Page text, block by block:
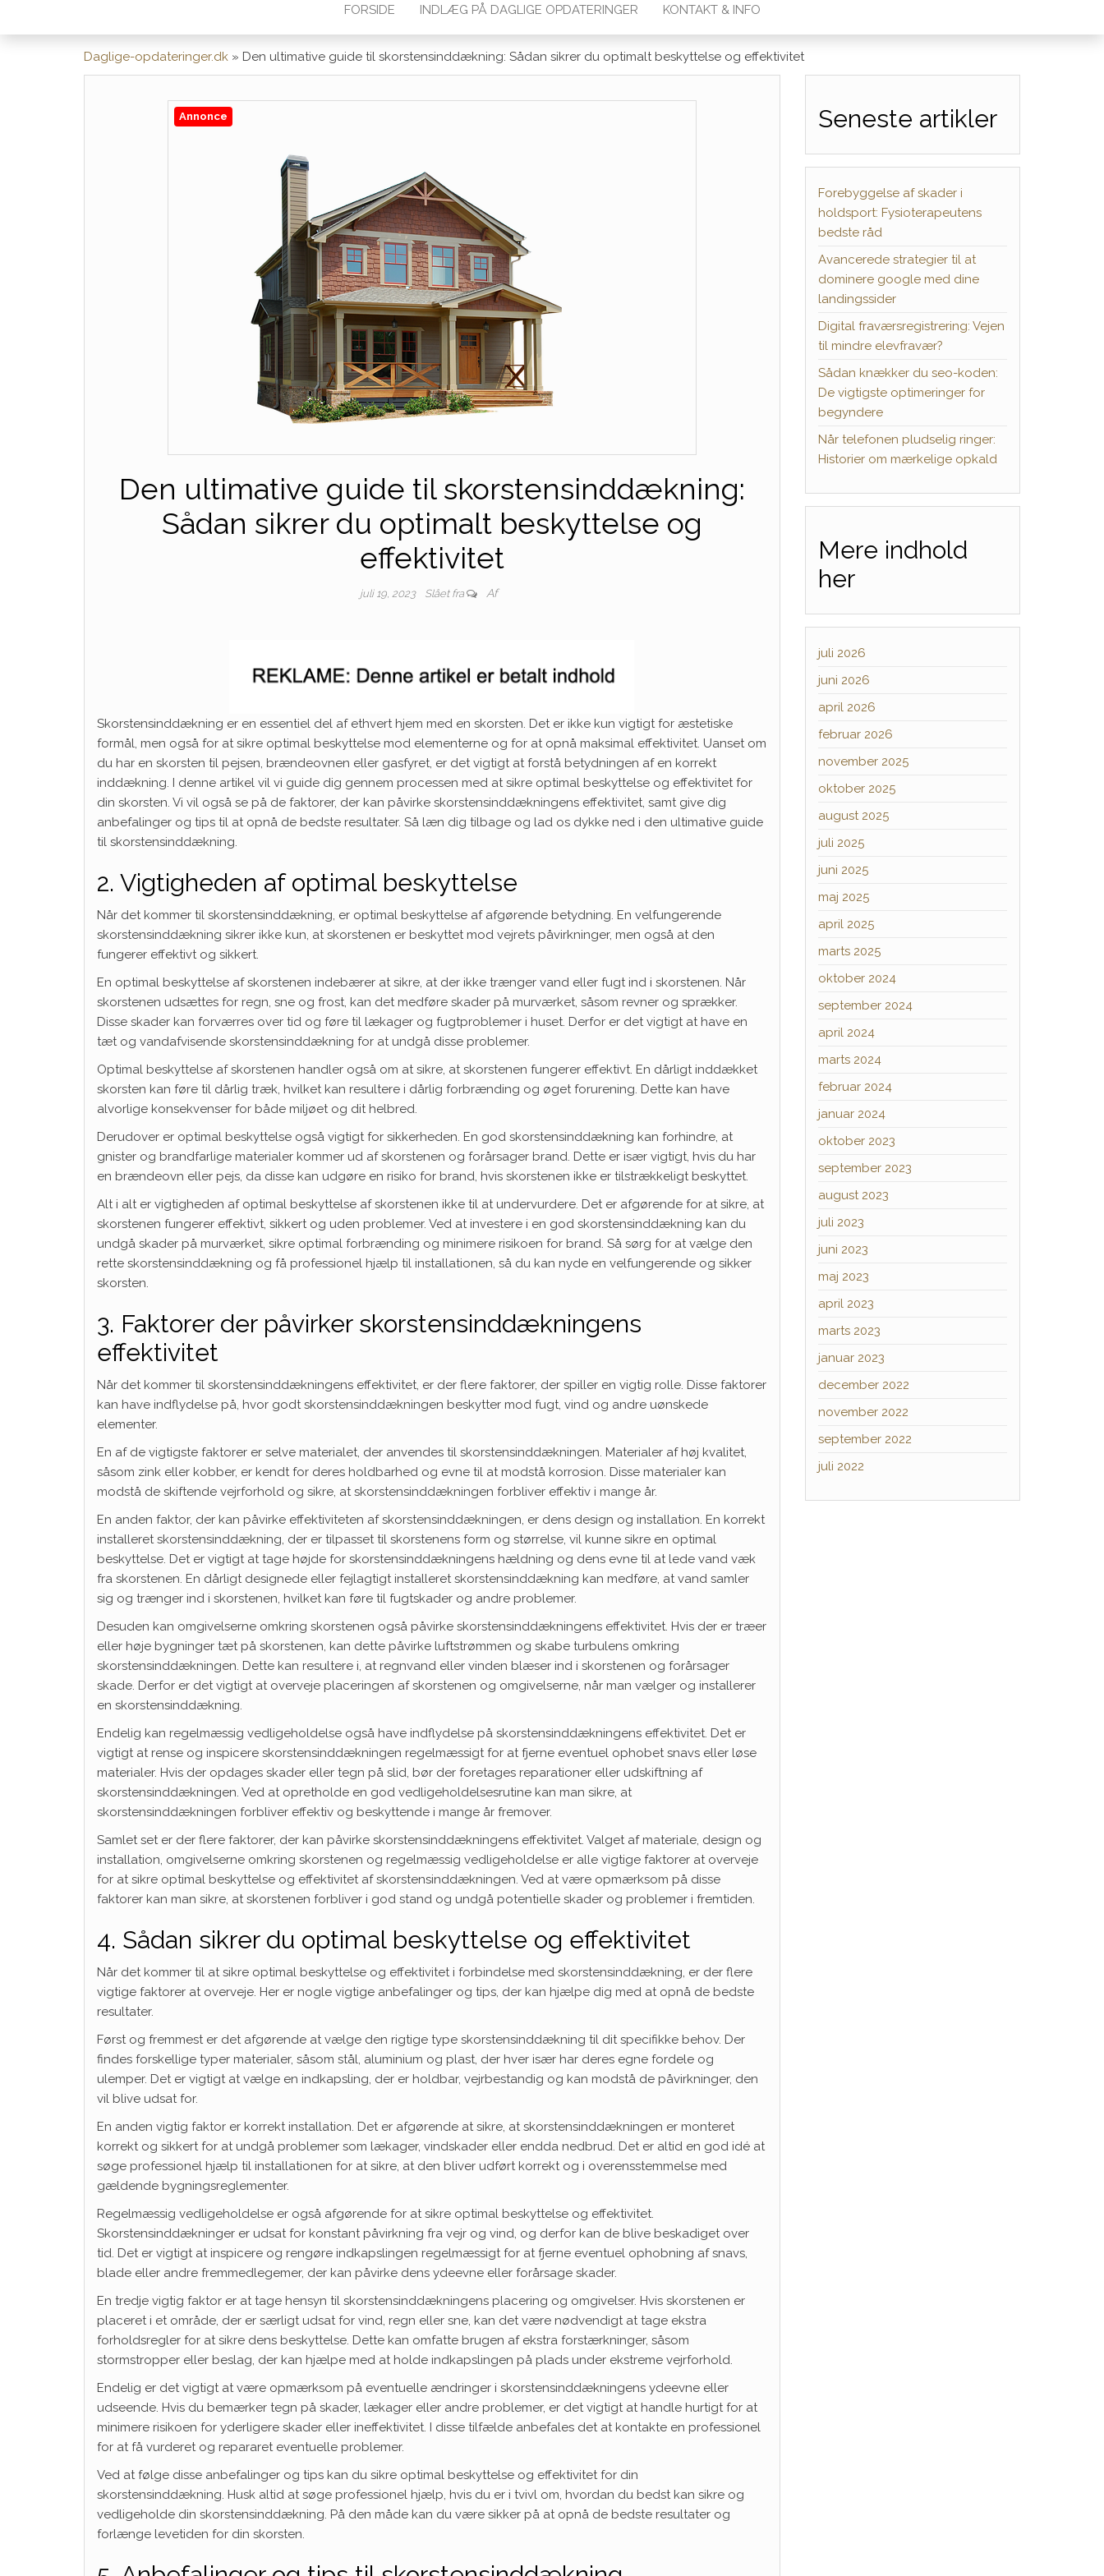
FORSIDE INDLÆG PÅ DAGLIGE OPDATERINGER KONTAKT & INFO
Daglige-opdateringer.dk » Den ultimative guide til skorstensinddækning: Sådan sikrer du optimalt beskyttelse og effektivitet
Annonce
Den ultimative guide til skorstensinddækning:
Sådan sikrer du optimalt beskyttelse og
effektivitet
juli 19, 2023 Slået fra Af
Skorstensinddækning er en essentiel del af ethvert hjem med en skorsten. Det er ikke kun vigtigt for æstetiske
formål, men også for at sikre optimal beskyttelse mod elementerne og for at opnå maksimal effektivitet. Uanset om
du har en skorsten til pejsen, brændeovnen eller gasfyret, er det vigtigt at forstå betydningen af en korrekt
inddækning. I denne artikel vil vi guide dig gennem processen med at sikre optimal beskyttelse og effektivitet for
din skorsten. Vi vil også se på de faktorer, der kan påvirke skorstensinddækningens effektivitet, samt give dig
anbefalinger og tips til at opnå de bedste resultater. Så læn dig tilbage og lad os dykke ned i den ultimative guide
til skorstensinddækning.
2. Vigtigheden af optimal beskyttelse
Når det kommer til skorstensinddækning, er optimal beskyttelse af afgørende betydning. En velfungerende
skorstensinddækning sikrer ikke kun, at skorstenen er beskyttet mod vejrets påvirkninger, men også at den
fungerer effektivt og sikkert.
En optimal beskyttelse af skorstenen indebærer at sikre, at der ikke trænger vand eller fugt ind i skorstenen. Når
skorstenen udsættes for regn, sne og frost, kan det medføre skader på murværket, såsom revner og sprækker.
Disse skader kan forværres over tid og føre til lækager og fugtproblemer i huset. Derfor er det vigtigt at have en
tæt og vandafvisende skorstensinddækning for at undgå disse problemer.
Optimal beskyttelse af skorstenen handler også om at sikre, at skorstenen fungerer effektivt. En dårligt inddækket
skorsten kan føre til dårlig træk, hvilket kan resultere i dårlig forbrænding og øget forurening. Dette kan have
alvorlige konsekvenser for både miljøet og dit helbred.
Derudover er optimal beskyttelse også vigtigt for sikkerheden. En god skorstensinddækning kan forhindre, at
gnister og brandfarlige materialer kommer ud af skorstenen og forårsager brand. Dette er især vigtigt, hvis du har
en brændeovn eller pejs, da disse kan udgøre en risiko for brand, hvis skorstenen ikke er tilstrækkeligt beskyttet.
Alt i alt er vigtigheden af optimal beskyttelse af skorstenen ikke til at undervurdere. Det er afgørende for at sikre, at
skorstenen fungerer effektivt, sikkert og uden problemer. Ved at investere i en god skorstensinddækning kan du
undgå skader på murværket, sikre optimal forbrænding og minimere risikoen for brand. Så sørg for at vælge den
rette skorstensinddækning og få professionel hjælp til installationen, så du kan nyde en velfungerende og sikker
skorsten.
3. Faktorer der påvirker skorstensinddækningens
effektivitet
Når det kommer til skorstensinddækningens effektivitet, er der flere faktorer, der spiller en vigtig rolle. Disse faktorer
kan have indflydelse på, hvor godt skorstensinddækningen beskytter mod fugt, vind og andre uønskede
elementer.
En af de vigtigste faktorer er selve materialet, der anvendes til skorstensinddækningen. Materialer af høj kvalitet,
såsom zink eller kobber, er kendt for deres holdbarhed og evne til at modstå korrosion. Disse materialer kan
modstå de skiftende vejrforhold og sikre, at skorstensinddækningen forbliver effektiv i mange år.
En anden faktor, der kan påvirke effektiviteten af skorstensinddækningen, er dens design og installation. En korrekt
installeret skorstensinddækning, der er tilpasset til skorstenens form og størrelse, vil kunne sikre en optimal
beskyttelse. Det er vigtigt at tage højde for skorstensinddækningens hældning og dens evne til at lede vand væk
fra skorstenen. En dårligt designede eller fejlagtigt installeret skorstensinddækning kan medføre, at vand samler
sig og trænger ind i skorstenen, hvilket kan føre til fugtskader og andre problemer.
Desuden kan omgivelserne omkring skorstenen også påvirke skorstensinddækningens effektivitet. Hvis der er træer
eller høje bygninger tæt på skorstenen, kan dette påvirke luftstrømmen og skabe turbulens omkring
skorstensinddækningen. Dette kan resultere i, at regnvand eller vinden blæser ind i skorstenen og forårsager
skade. Derfor er det vigtigt at overveje placeringen af skorstenen og omgivelserne, når man vælger og installerer
en skorstensinddækning.
Endelig kan regelmæssig vedligeholdelse også have indflydelse på skorstensinddækningens effektivitet. Det er
vigtigt at rense og inspicere skorstensinddækningen regelmæssigt for at fjerne eventuel ophobet snavs eller løse
materialer. Hvis der opdages skader eller tegn på slid, bør der foretages reparationer eller udskiftning af
skorstensinddækningen. Ved at opretholde en god vedligeholdelsesrutine kan man sikre, at
skorstensinddækningen forbliver effektiv og beskyttende i mange år fremover.
Samlet set er der flere faktorer, der kan påvirke skorstensinddækningens effektivitet. Valget af materiale, design og
installation, omgivelserne omkring skorstenen og regelmæssig vedligeholdelse er alle vigtige faktorer at overveje
for at sikre optimal beskyttelse og effektivitet af skorstensinddækningen. Ved at være opmærksom på disse
faktorer kan man sikre, at skorstenen forbliver i god stand og undgå potentielle skader og problemer i fremtiden.
4. Sådan sikrer du optimal beskyttelse og effektivitet
Når det kommer til at sikre optimal beskyttelse og effektivitet i forbindelse med skorstensinddækning, er der flere
vigtige faktorer at overveje. Her er nogle vigtige anbefalinger og tips, der kan hjælpe dig med at opnå de bedste
resultater.
Først og fremmest er det afgørende at vælge den rigtige type skorstensinddækning til dit specifikke behov. Der
findes forskellige typer materialer, såsom stål, aluminium og plast, der hver især har deres egne fordele og
ulemper. Det er vigtigt at vælge en indkapsling, der er holdbar, vejrbestandig og kan modstå de påvirkninger, den
vil blive udsat for.
En anden vigtig faktor er korrekt installation. Det er afgørende at sikre, at skorstensinddækningen er monteret
korrekt og sikkert for at undgå problemer som lækager, vindskader eller endda nedbrud. Det er altid en god idé at
søge professionel hjælp til installationen for at sikre, at den bliver udført korrekt og i overensstemmelse med
gældende bygningsreglementer.
Regelmæssig vedligeholdelse er også afgørende for at sikre optimal beskyttelse og effektivitet.
Skorstensinddækninger er udsat for konstant påvirkning fra vejr og vind, og derfor kan de blive beskadiget over
tid. Det er vigtigt at inspicere og rengøre indkapslingen regelmæssigt for at fjerne eventuel ophobning af snavs,
blade eller andre fremmedlegemer, der kan påvirke dens ydeevne eller forårsage skader.
En tredje vigtig faktor er at tage hensyn til skorstensinddækningens placering og omgivelser. Hvis skorstenen er
placeret i et område, der er særligt udsat for vind, regn eller sne, kan det være nødvendigt at tage ekstra
forholdsregler for at sikre dens beskyttelse. Dette kan omfatte brugen af ekstra forstærkninger, såsom
stormstropper eller beslag, der kan hjælpe med at holde indkapslingen på plads under ekstreme vejrforhold.
Endelig er det vigtigt at være opmærksom på eventuelle ændringer i skorstensinddækningens ydeevne eller
udseende. Hvis du bemærker tegn på skader, lækager eller andre problemer, er det vigtigt at handle hurtigt for at
minimere risikoen for yderligere skader eller ineffektivitet. I disse tilfælde anbefales det at kontakte en professionel
for at få vurderet og repararet eventuelle problemer.
Ved at følge disse anbefalinger og tips kan du sikre optimal beskyttelse og effektivitet for din
skorstensinddækning. Husk altid at søge professionel hjælp, hvis du er i tvivl om, hvordan du bedst kan sikre og
vedligeholde din skorstensinddækning. På den måde kan du være sikker på at opnå de bedste resultater og
forlænge levetiden for din skorsten.
Seneste artikler
Forebyggelse af skader i
holdsport: Fysioterapeutens
bedste råd
Avancerede strategier til at
dominere google med dine
landingssider
Digital fraværsregistrering: Vejen
til mindre elevfravær?
Sådan knækker du seo-koden:
De vigtigste optimeringer for
begyndere
Når telefonen pludselig ringer:
Historier om mærkelige opkald
Mere indhold
her
juli 2026
juni 2026
april 2026
februar 2026
november 2025
oktober 2025
august 2025
juli 2025
juni 2025
maj 2025
april 2025
marts 2025
oktober 2024
september 2024
april 2024
marts 2024
februar 2024
januar 2024
oktober 2023
september 2023
august 2023
juli 2023
juni 2023
maj 2023
april 2023
marts 2023
januar 2023
december 2022
november 2022
september 2022
juli 2022